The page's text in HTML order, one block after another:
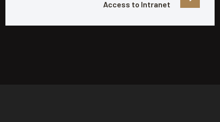
Access to Intranet